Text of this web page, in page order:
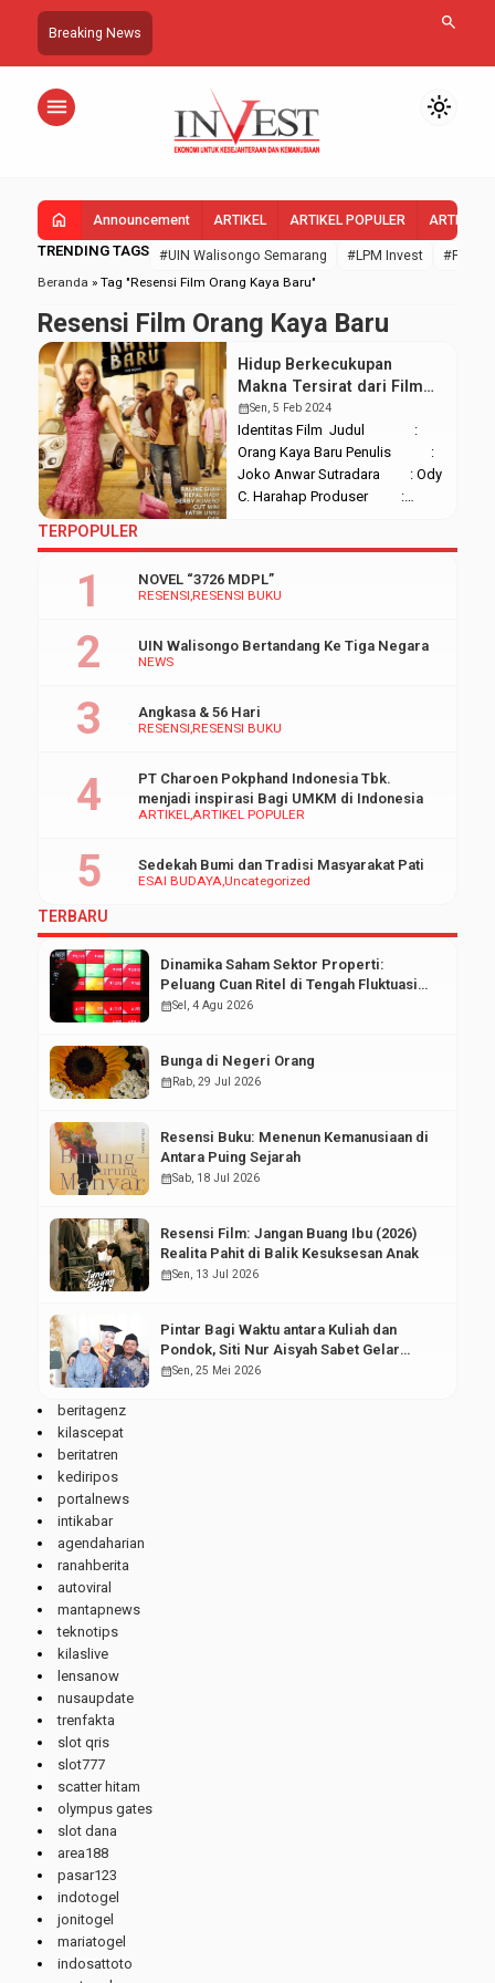
Breaking News search
menu light_mode
home Announcement ARTIKEL ARTIKEL POPULER ARTIKEL
TRENDING TAGS #UIN Walisongo Semarang #LPM Invest
#FEBI
Beranda » Tag "Resensi Film Orang Kaya Baru"
Resensi Film Orang Kaya Baru
Hidup Berkecukupan
Makna Tersirat dari Film
“Orang Kaya Baru”
calendar_monthSen, 5 Feb 2024
Identitas Film Judul :
Orang Kaya Baru Penulis :
Joko Anwar Sutradara : Ody
C. Harahap Produser :
99 menit Rilis : 24
Indonesia Sinopsis Film Orang
TERPOPULER
RESENSI RESENSI BUKU
NOVEL “3726 MDPL”
NEWS
UIN Walisongo Bertandang Ke Tiga Negara
RESENSI RESENSI BUKU
Angkasa & 56 Hari
ARTIKELARTIKEL POPULER
PT Charoen Pokphand Indonesia Tbk.
menjadi inspirasi Bagi UMKM di Indonesia
ESAI BUDAYAUncategorized
Sedekah Bumi dan Tradisi Masyarakat Pati
TERBARU
Dinamika Saham Sektor Properti:
Peluang Cuan Ritel di Tengah Fluktuasi
Pasar Modal
calendar_monthSel, 4 Agu 2026
Bunga di Negeri Orang
calendar_monthRab, 29 Jul 2026
Resensi Buku: Menenun Kemanusiaan di
Antara Puing Sejarah
calendar_monthSab, 18 Jul 2026
Resensi Film: Jangan Buang Ibu (2026)
Realita Pahit di Balik Kesuksesan Anak
calendar_monthSen, 13 Jul 2026
Pintar Bagi Waktu antara Kuliah dan
Pondok, Siti Nur Aisyah Sabet Gelar
Wisudawan Terbaik
calendar_monthSen, 25 Mei 2026
beritagenz
kilascepat
beritatren
kediripos
portalnews
intikabar
agendaharian
ranahberita
autoviral
mantapnews
teknotips
kilaslive
lensanow
nusaupdate
trenfakta
slot qris
slot777
scatter hitam
olympus gates
slot dana
area188
pasar123
indotogel
jonitogel
mariatogel
indosattoto